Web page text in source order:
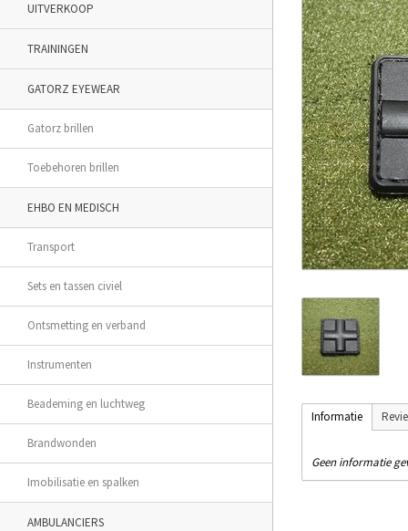
UITVERKOOP
TRAININGEN
GATORZ EYEWEAR
Gatorz brillen
Toebehoren brillen
EHBO EN MEDISCH
Transport
Sets en tassen civiel
Ontsmetting en verband
Instrumenten
Beademing en luchtweg
Brandwonden
Imobilisatie en spalken
AMBULANCIERS
Informatie
Geen informatie